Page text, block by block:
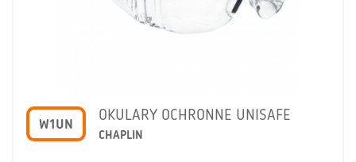
W1UN
OKULARY OCHRONNE UNISAFE
CHAPLIN